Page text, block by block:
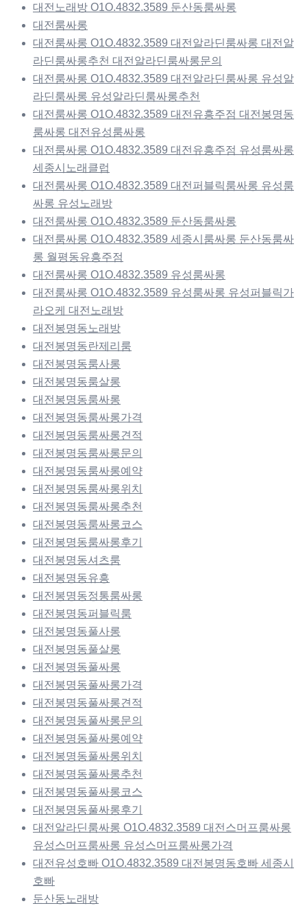
대전노래방 O1O.4832.3589 둔산동룸싸롱
대전룸싸롱
대전룸싸롱 O1O.4832.3589 대전알라딘룸싸롱 대전알
라딘룸싸롱추천 대전알라딘룸싸롱문의
대전룸싸롱 O1O.4832.3589 대전알라딘룸싸롱 유성알
라딘룸싸롱 유성알라딘룸싸롱추천
대전룸싸롱 O1O.4832.3589 대전유흥주점 대전봉명동
룸싸롱 대전유성룸싸롱
대전룸싸롱 O1O.4832.3589 대전유흥주점 유성룸싸롱
세종시노래클럽
대전룸싸롱 O1O.4832.3589 대전퍼블릭룸싸롱 유성룸
싸롱 유성노래방
대전룸싸롱 O1O.4832.3589 둔산동룸싸롱
대전룸싸롱 O1O.4832.3589 세종시룸싸롱 둔산동룸싸
롱 월평동유흥주점
대전룸싸롱 O1O.4832.3589 유성룸싸롱
대전룸싸롱 O1O.4832.3589 유성룸싸롱 유성퍼블릭가
라오케 대전노래방
대전봉명동노래방
대전봉명동란제리룸
대전봉명동룸사롱
대전봉명동룸살롱
대전봉명동룸싸롱
대전봉명동룸싸롱가격
대전봉명동룸싸롱견적
대전봉명동룸싸롱문의
대전봉명동룸싸롱예약
대전봉명동룸싸롱위치
대전봉명동룸싸롱추천
대전봉명동룸싸롱코스
대전봉명동룸싸롱후기
대전봉명동셔츠룸
대전봉명동유흥
대전봉명동정통룸싸롱
대전봉명동퍼블릭룸
대전봉명동풀사롱
대전봉명동풀살롱
대전봉명동풀싸롱
대전봉명동풀싸롱가격
대전봉명동풀싸롱견적
대전봉명동풀싸롱문의
대전봉명동풀싸롱예약
대전봉명동풀싸롱위치
대전봉명동풀싸롱추천
대전봉명동풀싸롱코스
대전봉명동풀싸롱후기
대전알라딘룸싸롱 O1O.4832.3589 대전스머프룸싸롱
유성스머프룸싸롱 유성스머프룸싸롱가격
대전유성호빠 O1O.4832.3589 대전봉명동호빠 세종시
호빠
둔산동노래방